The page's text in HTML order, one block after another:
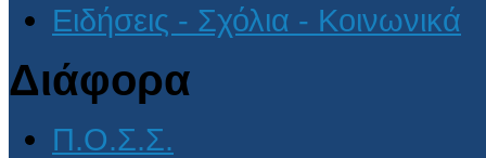
Ειδήσεις - Σχόλια - Κοινωνικά
Διάφορα
Π.Ο.Σ.Σ.